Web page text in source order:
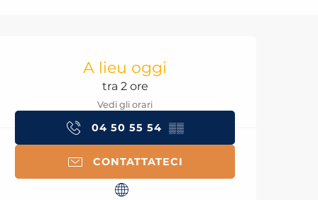
Orari e contatti
A lieu oggi
tra 2 ore
Vedi gli orari
04 50 55 54 ▒▒
CONTATTATECI